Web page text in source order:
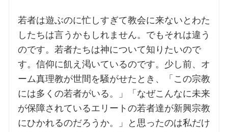
交通・アクセス
若者は遊ぶのに忙しすぎて教会に来ないとわた
したちは言うかもしれません。でもそれは違う
のです。若者たちは神について知りたいので
す。信仰に飢え渇いているのです。少し前、オ
ーム真理教が世間を騒がせたとき、「この宗教
には多くの若者がいる。」「なぜこんなに未来
が保障されているエリートの若者達が新興宗教
にひかれるのだろうか。」と思ったのは私だけ